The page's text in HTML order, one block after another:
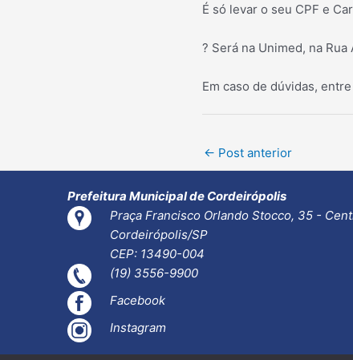
É só levar o seu CPF e
? Será na Unimed, na
Em caso de dúvidas,
Post
← Post anterior
Prefeitura Municipal de Cordeirópolis
Praça Francisco Orlando Stocco, 35 -
Cordeirópolis/SP
CEP: 13490-004
(19) 3556-9900
Facebook
Instagram